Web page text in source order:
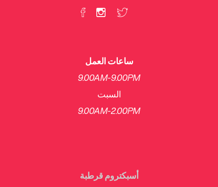
ساعات العمل
9.00AM-9.00PM
السبت
​9.00AM-2.00PM
أسبكتروم قرطبة